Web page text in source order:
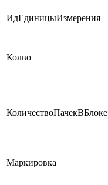
ИдЕдиницыИзмерения
Колво
КоличествоПачекВБлоке
Маркировка